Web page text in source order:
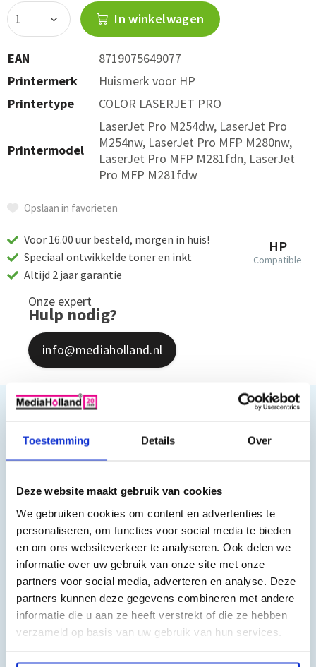
Toestemming Details Over
Deze website maakt gebruik van cookies
We gebruiken cookies om content en advertenties te
personaliseren, om functies voor social media te bieden
en om ons websiteverkeer te analyseren. Ook delen we
informatie over uw gebruik van onze site met onze
partners voor social media, adverteren en analyse. Deze
partners kunnen deze gegevens combineren met andere
informatie die u aan ze heeft verstrekt of die ze hebben
verzameld op basis van uw gebruik van hun services.
In winkelwagen
EAN
8719075649077
Printermerk
Huismerk voor HP
Printertype
COLOR LASERJET PRO
Printermodel
LaserJet Pro M254dw, LaserJet Pro
M254nw, LaserJet Pro MFP M280nw,
LaserJet Pro MFP M281fdn, LaserJet
Pro MFP M281fdw
Opslaan in favorieten
HP
Compatible
Voor 16.00 uur besteld, morgen in huis!
Speciaal ontwikkelde toner en inkt
Altijd 2 jaar garantie
Onze expert
Hulp nodig?
info@mediaholland.nl
CF540X-CF541X-CF542X-CF543X Toners
De set bestaat uit de volgende toners:
Zwart CF540X - capaciteit 3200 pagina's
Cyaan CF541X - capaciteit 2500 pagina's
Geel CF542X - capaciteit 2500 pagina's
Magenta CF543X - capaciteit 2500 pagina's
100% garantie